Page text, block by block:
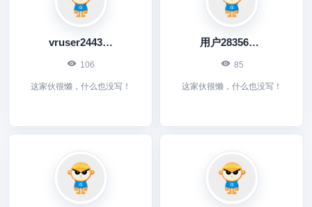
vruser2443360039
106
这家伙很懒，什么也没写！
用户283567006
85
这家伙很懒，什么也没写！